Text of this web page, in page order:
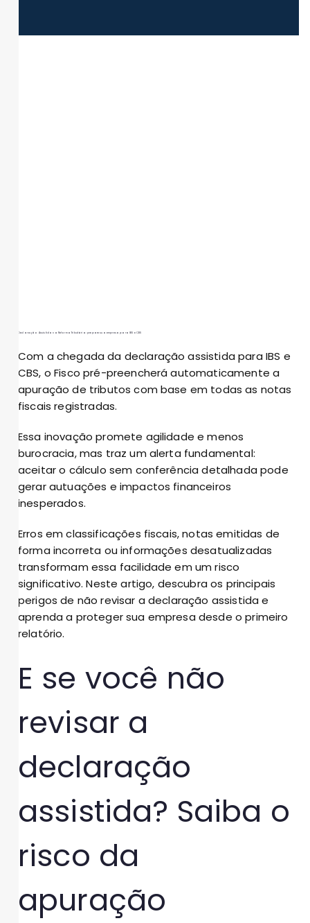
Declaração Assistida na Reforma Tributária: prepare sua empresa para IBS e CBS
Com a chegada da declaração assistida para IBS e
CBS, o Fisco pré-preencherá automaticamente a
apuração de tributos com base em todas as notas
fiscais registradas.
Essa inovação promete agilidade e menos
burocracia, mas traz um alerta fundamental:
aceitar o cálculo sem conferência detalhada pode
gerar autuações e impactos financeiros
inesperados.
Erros em classificações fiscais, notas emitidas de
forma incorreta ou informações desatualizadas
transformam essa facilidade em um risco
significativo. Neste artigo, descubra os principais
perigos de não revisar a declaração assistida e
aprenda a proteger sua empresa desde o primeiro
relatório.
E se você não
revisar a
declaração
assistida? Saiba o
risco da
apuração